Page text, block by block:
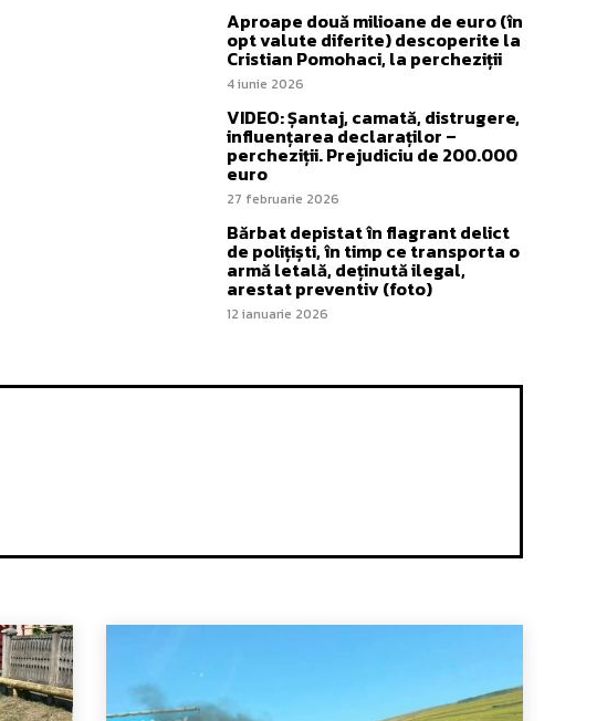
Aproape două milioane de euro (în
opt valute diferite) descoperite la
Cristian Pomohaci, la percheziții
4 iunie 2026
VIDEO: Șantaj, camată, distrugere,
influențarea declaraților –
percheziții. Prejudiciu de 200.000
euro
27 februarie 2026
Bărbat depistat în flagrant delict
de polițiști, în timp ce transporta o
armă letală, deținută ilegal,
arestat preventiv (foto)
12 ianuarie 2026